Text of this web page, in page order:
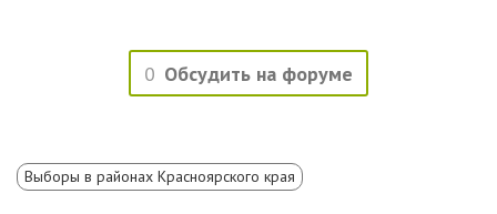
0 Обсудить на форуме
Выборы в районах Красноярского края